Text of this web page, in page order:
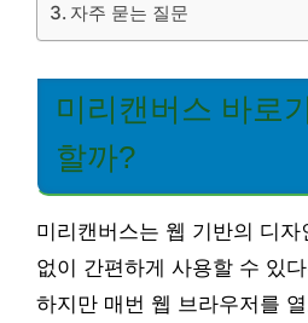
자주 묻는 질문
미리캔버스 바로
할까?
미리캔버스는 웹 기반의 디자
없이 간편하게 사용할 수 있
하지만 매번 웹 브라우저를